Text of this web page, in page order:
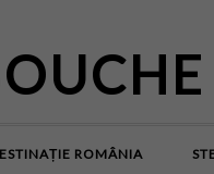
ROMÂNIA